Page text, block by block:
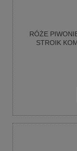
RÓŻE
STROIK